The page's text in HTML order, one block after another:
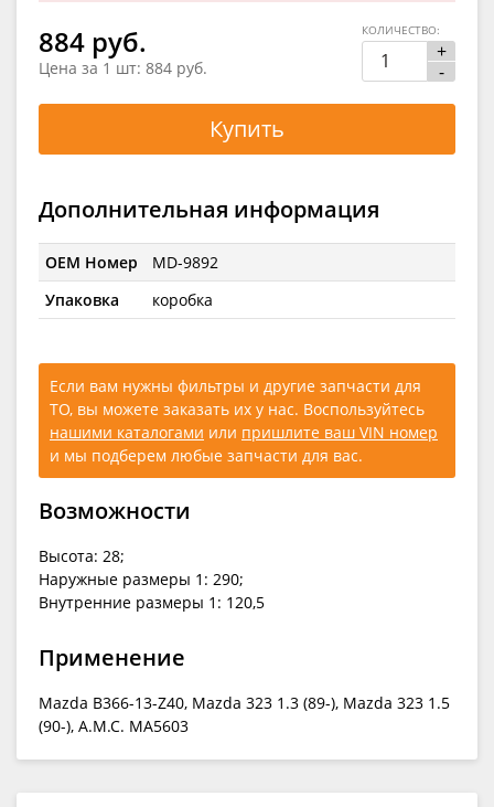
884 руб.
Цена за 1 шт: 884 руб.
+
-
КОЛИЧЕСТВО:
Купить
Дополнительная информация
OEM Номер
MD-9892
Упаковка
коробка
Если вам нужны фильтры и другие запчасти для
ТО, вы можете заказать их у нас. Воспользуйтесь
нашими каталогами или пришлите ваш VIN номер
и мы подберем любые запчасти для вас.
Возможности
Высота: 28;
Наружные размеры 1: 290;
Внутренние размеры 1: 120,5
Применение
Mazda B366-13-Z40, Mazda 323 1.3 (89-), Mazda 323 1.5
(90-), A.M.C. MA5603